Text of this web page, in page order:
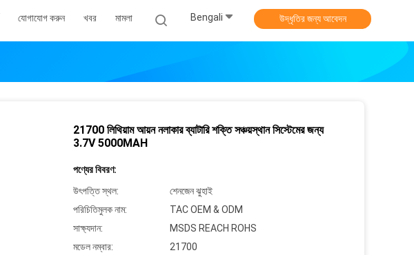
যোগাযোগ করুন খবর মামলা Bengali উদ্ধৃতির জন্য আবেদন
21700 লিথিয়াম আয়ন নলাকার ব্যাটারি শক্তি সঞ্চয়স্থান সিস্টেমের জন্য
3.7V 5000MAH
পণ্যের বিবরণ:
উৎপত্তি স্থল:
শেনজেন ঝুহাই
পরিচিতিমুলক নাম:
TAC OEM & ODM
সাক্ষ্যদান:
MSDS REACH ROHS
মডেল নম্বার:
21700